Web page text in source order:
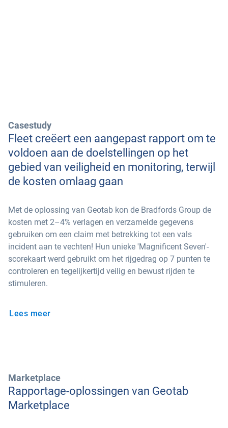
Casestudy
Fleet creëert een aangepast rapport om te
voldoen aan de doelstellingen op het
gebied van veiligheid en monitoring, terwijl
de kosten omlaag gaan
Met de oplossing van Geotab kon de Bradfords Group de
kosten met 2–4% verlagen en verzamelde gegevens
gebruiken om een claim met betrekking tot een vals
incident aan te vechten! Hun unieke 'Magnificent Seven'-
scorekaart werd gebruikt om het rijgedrag op 7 punten te
controleren en tegelijkertijd veilig en bewust rijden te
stimuleren.
Lees meer
Marketplace
Rapportage-oplossingen van Geotab
Marketplace